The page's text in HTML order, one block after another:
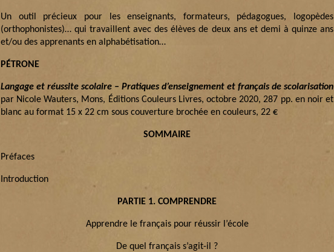
Un outil précieux pour les enseignants, formateurs, pédagogues, logopèdes
(orthophonistes)… qui travaillent avec des élèves de deux ans et demi à quinze ans
et/ou des apprenants en alphabétisation…
PÉTRONE
Langage et réussite scolaire – Pratiques d’enseignement et français de scolarisation
par Nicole Wauters, Mons, Éditions Couleurs Livres, octobre 2020, 287 pp. en noir et
blanc au format 15 x 22 cm sous couverture brochée en couleurs, 22 €
SOMMAIRE
Préfaces
Introduction
PARTIE 1. COMPRENDRE
Apprendre le français pour réussir l’école
De quel français s’agit-il ?